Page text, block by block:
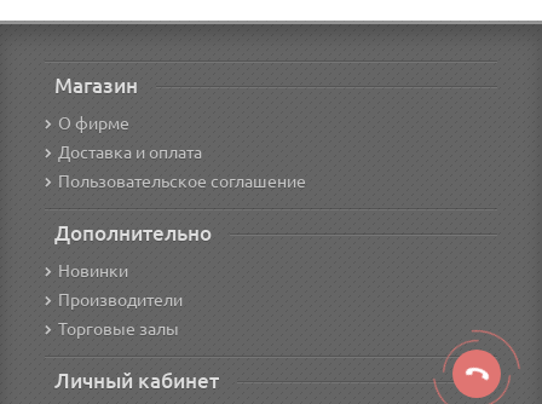
Магазин
О фирме
Доставка и оплата
Пользовательское соглашение
Дополнительно
Новинки
Производители
Торговые залы
Личный кабинет